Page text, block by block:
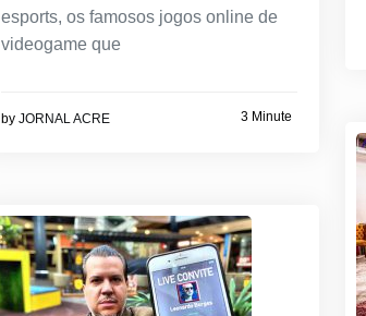
esports, os famosos jogos online de
videogame que
by JORNAL ACRE 3 Minute